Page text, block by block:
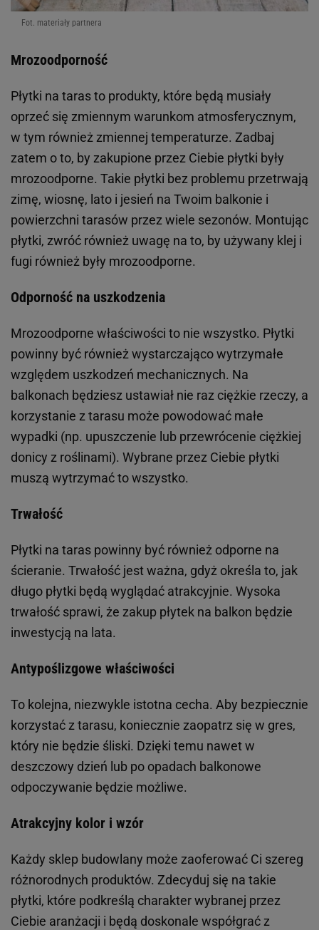
Fot. materiały partnera
Mrozoodporność
Płytki na taras to produkty, które będą musiały
oprzeć się zmiennym warunkom atmosferycznym,
w tym również zmiennej temperaturze. Zadbaj
zatem o to, by zakupione przez Ciebie płytki były
mrozoodporne. Takie płytki bez problemu przetrwają
zimę, wiosnę, lato i jesień na Twoim balkonie i
powierzchni tarasów przez wiele sezonów. Montując
płytki, zwróć również uwagę na to, by używany klej i
fugi również były mrozoodporne.
Odporność na uszkodzenia
Mrozoodporne właściwości to nie wszystko. Płytki
powinny być również wystarczająco wytrzymałe
względem uszkodzeń mechanicznych. Na
balkonach będziesz ustawiał nie raz ciężkie rzeczy, a
korzystanie z tarasu może powodować małe
wypadki (np. upuszczenie lub przewrócenie ciężkiej
donicy z roślinami). Wybrane przez Ciebie płytki
muszą wytrzymać to wszystko.
Trwałość
Płytki na taras powinny być również odporne na
ścieranie. Trwałość jest ważna, gdyż określa to, jak
długo płytki będą wyglądać atrakcyjnie. Wysoka
trwałość sprawi, że zakup płytek na balkon będzie
inwestycją na lata.
Antypoślizgowe właściwości
To kolejna, niezwykle istotna cecha. Aby bezpiecznie
korzystać z tarasu, koniecznie zaopatrz się w gres,
który nie będzie śliski. Dzięki temu nawet w
deszczowy dzień lub po opadach balkonowe
odpoczywanie będzie możliwe.
Atrakcyjny kolor i wzór
Każdy sklep budowlany może zaoferować Ci szereg
różnorodnych produktów. Zdecyduj się na takie
płytki, które podkreślą charakter wybranej przez
Ciebie aranżacji i będą doskonale współgrać z